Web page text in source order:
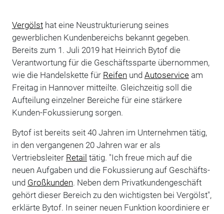
Vergölsthat eine Neustrukturierung seines
gewerblichen Kundenbereichs bekannt gegeben.
Bereits zum 1. Juli 2019 hat Heinrich Bytof die
Verantwortung für die Geschäftssparte übernommen,
wie die Handelskette für Reifen und Autoserviceam
Freitag in Hannover mitteilte. Gleichzeitig soll die
Aufteilung einzelner Bereiche für eine stärkere
Kunden-Fokussierung sorgen.
Bytof ist bereits seit 40 Jahren im Unternehmen tätig,
in den vergangenen 20 Jahren war er als
Vertriebsleiter Retail tätig. "Ich freue mich auf die
neuen Aufgaben und die Fokussierung auf Geschäfts-
und Großkunden. Neben dem Privatkundengeschäft
gehört dieser Bereich zu den wichtigsten bei Vergölst",
erklärte Bytof. In seiner neuen Funktion koordiniere er